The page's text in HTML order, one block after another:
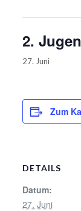
2.
27. Juni
Zum
DETAILS
Datum:
27. Juni